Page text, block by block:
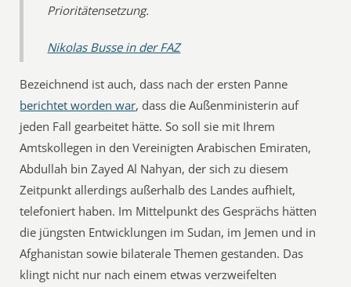
Prioritätensetzung.
Nikolas Busse in der FAZ
Bezeichnend ist auch, dass nach der ersten Panne
berichtet worden war, dass die Außenministerin auf
jeden Fall gearbeitet hätte. So soll sie mit Ihrem
Amtskollegen in den Vereinigten Arabischen Emiraten,
Abdullah bin Zayed Al Nahyan, der sich zu diesem
Zeitpunkt allerdings außerhalb des Landes aufhielt,
telefoniert haben. Im Mittelpunkt des Gesprächs hätten
die jüngsten Entwicklungen im Sudan, im Jemen und in
Afghanistan sowie bilaterale Themen gestanden. Das
klingt nicht nur nach einem etwas verzweifelten